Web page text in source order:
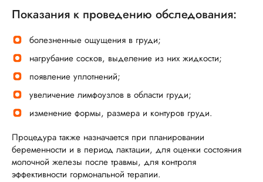
Показания к проведению обследования:
болезненные ощущения в груди;
нагрубание сосков, выделение из них жидкости;
появление уплотнений;
увеличение лимфоузлов в области груди;
изменение формы, размера и контуров груди.
Процедура также назначается при планировании
беременности и в период лактации, для оценки состояния
молочной железы после травмы, для контроля
эффективности гормональной терапии.